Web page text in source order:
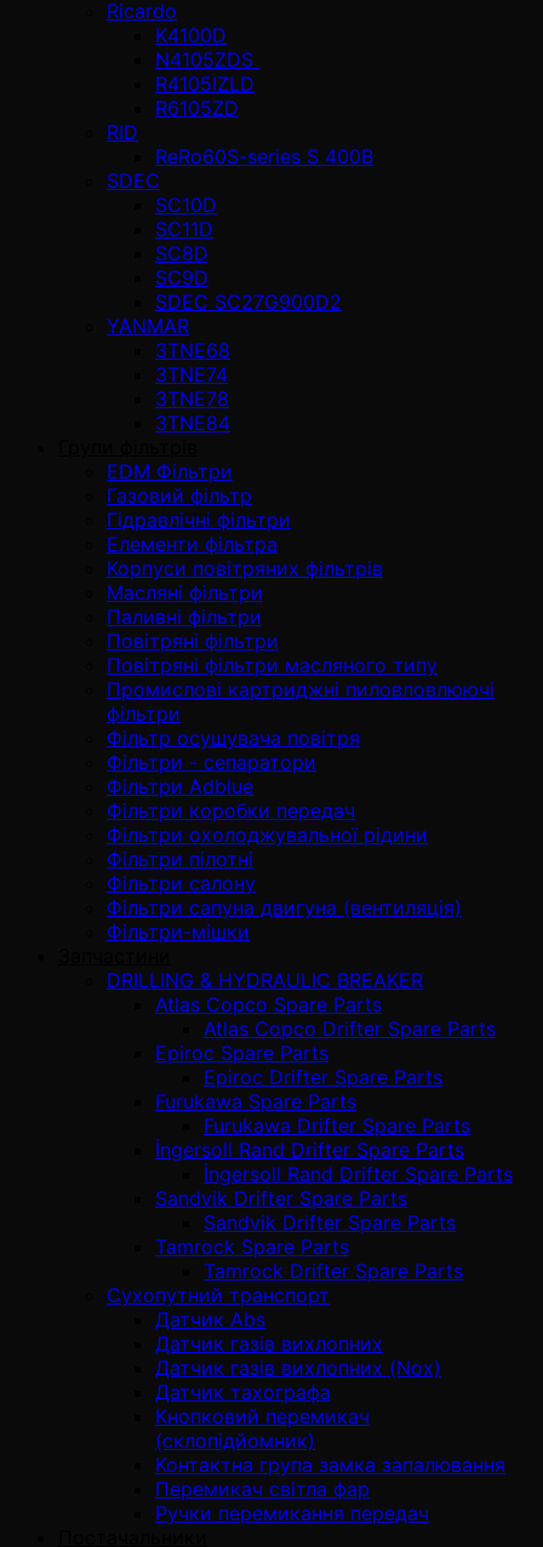
Ricardo
K4100D
N4105ZDS
R4105IZLD
R6105ZD
RID
ReRo60S-series S 400В
SDEC
SC10D
SC11D
SC8D
SC9D
SDEC SC27G900D2
YANMAR
3TNE68
3TNE74
3TNE78
3TNE84
EDM Фільтри
Газовий фільтр
Гідравлічні фільтри
Елементи фільтра
Корпуси повітряних фільтрів
Масляні фільтри
Паливні фільтри
Повітряні фільтри
Повітряні фільтри масляного типу
Промислові картриджні пиловловлюючі
фільтри
Фільтр осушувача повітря
Фільтри - сепаратори
Фільтри Adblue
Фільтри коробки передач
Фільтри охолоджувальної рідини
Фільтри пілотні
Фільтри салону
Фільтри сапуна двигуна (вентиляція)
Фільтри-мішки
DRILLING & HYDRAULIC BREAKER
Atlas Copco Spare Parts
Atlas Copco Drifter Spare Parts
Epiroc Spare Parts
Epiroc Drifter Spare Parts
Furukawa Spare Parts
Furukawa Drifter Spare Parts
İngersoll Rand Drifter Spare Parts
İngersoll Rand Drifter Spare Parts
Sandvik Drifter Spare Parts
Sandvik Drifter Spare Parts
Tamrock Spare Parts
Tamrock Drifter Spare Parts
Сухопутний транспорт
Датчик Abs
Датчик газів вихлопних
Датчик газів вихлопних (Nox)
Датчик тахографа
Кнопковий перемикач
(склопідйомник)
Контактна група замка запалювання
Перемикач світла фар
Ручки перемикання передач